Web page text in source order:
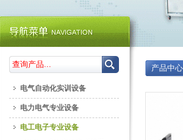
产品中心
电气自动化实训设备
电力电气专业设备
电工电子专业设备